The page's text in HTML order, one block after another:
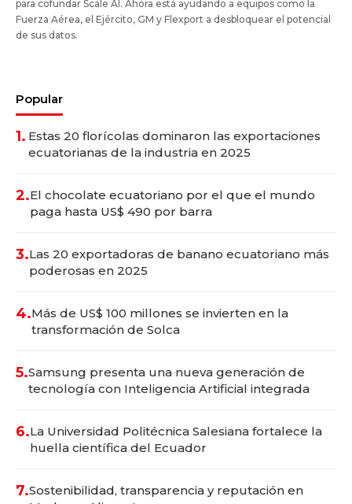
para cofundar Scale AI. Ahora está ayudando a equipos como la
Fuerza Aérea, el Ejército, GM y Flexport a desbloquear el potencial
de sus datos.
Popular
1. Estas 20 florícolas dominaron las exportaciones
ecuatorianas de la industria en 2025
2.El chocolate ecuatoriano por el que el mundo
paga hasta US$ 490 por barra
3.Las 20 exportadoras de banano ecuatoriano más
poderosas en 2025
4.Más de US$ 100 millones se invierten en la
transformación de Solca
5.Samsung presenta una nueva generación de
tecnología con Inteligencia Artificial integrada
6.La Universidad Politécnica Salesiana fortalece la
huella científica del Ecuador
7.Sostenibilidad, transparencia y reputación en